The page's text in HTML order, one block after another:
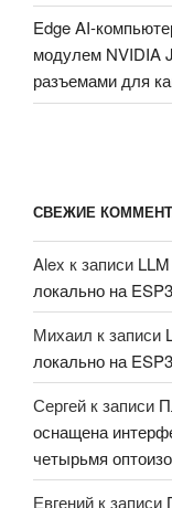
Edge AI-
модулем NVIDIA
разъемами для
СВЕЖИЕ
Alex к записи
локально на
Михаил к записи
локально на
Сергей к записи
оснащена
четырьмя
Евгений к записи